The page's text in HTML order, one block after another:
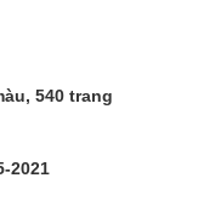
540 trang
2021